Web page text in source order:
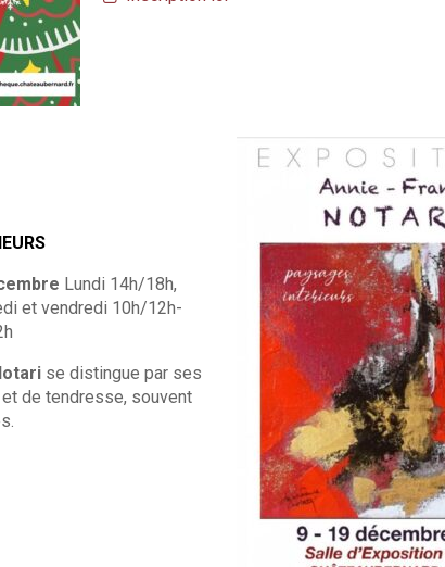
Lundi 14h/18h,
et vendredi 10h/12h-
se distingue par ses
de tendresse, souvent